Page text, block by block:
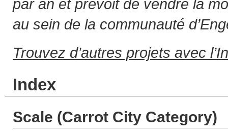
par an et prévoit de vendre la
au sein de la communauté
Trouvez d’autres projets avec
Index
Scale (Carrot City Category)